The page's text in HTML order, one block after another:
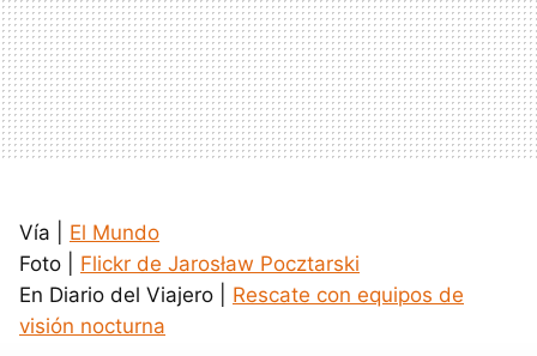
Vía | El Mundo
Foto | Flickr de Jarosław Pocztarski
En Diario del Viajero | Rescate con equipos de
visión nocturna